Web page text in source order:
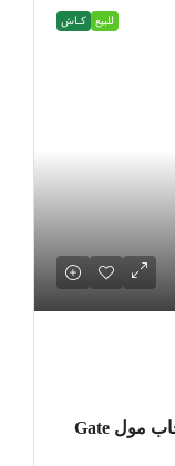
للبيع كـاش
للبيع كاش محل مميز 45 متر في الرحاب مول Gate